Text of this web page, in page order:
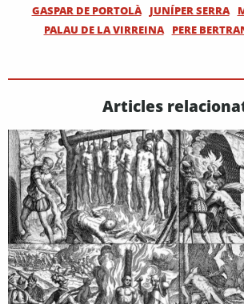
GASPAR DE PORTOLÀ
JUNÍPER SERRA
PALAU DE LA VIRREINA
PERE
Articles